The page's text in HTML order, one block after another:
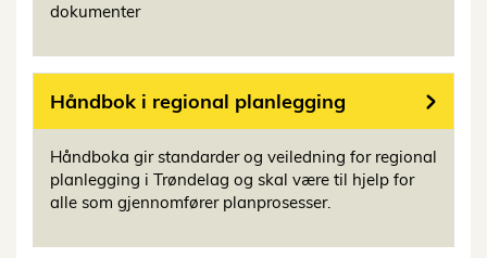
dokumenter
Håndbok i regional planlegging
Håndboka gir standarder og veiledning for regional
planlegging i Trøndelag og skal være til hjelp for
alle som gjennomfører planprosesser.